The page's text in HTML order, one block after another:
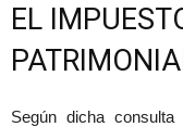
EL
Según dicha